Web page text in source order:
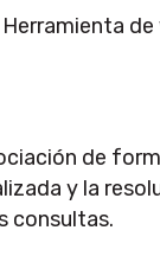
Herramienta
de
y la
consultas.